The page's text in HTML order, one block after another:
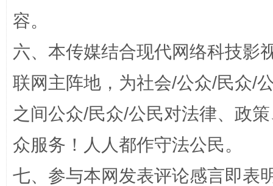
“蜀中异人”王建安的艺术幻境
容。
六、本传媒结合现代网络科技影
联网主阵地，为社会/公众/民众/
之间公众/民众/公民对法律、政
众服务！人人都作守法公民。
七、参与本网发表评论感言即表